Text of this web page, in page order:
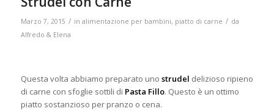
Marzo 7, 2015 / in alimentazione per bambini, piatto di carne / da
Alfredo & Elena
Questa volta abbiamo preparato uno strudel delizioso ripieno
di carne con sfoglie sottili di Pasta Fillo. Questo è un ottimo
piatto sostanzioso per pranzo o cena.